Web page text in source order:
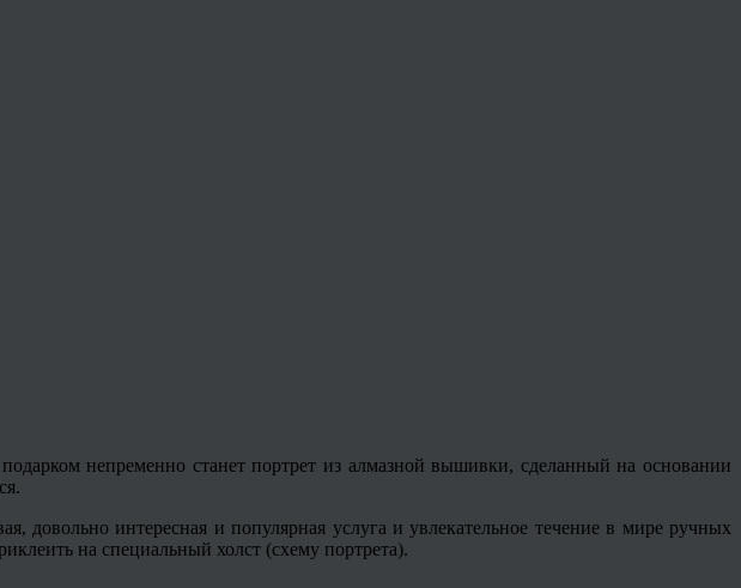
непременно станет портрет из алмазной вышивки, сделанный на основании
довольно интересная и популярная услуга и увлекательное течение в мире ручных
на специальный холст (схему портрета).